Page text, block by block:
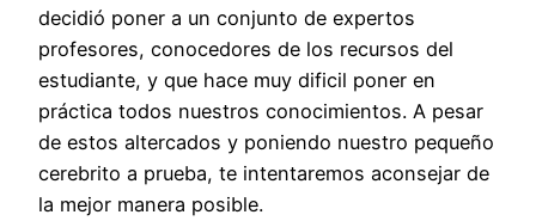
decidió poner a un conjunto de expertos
profesores, conocedores de los recursos del
estudiante, y que hace muy dificil poner en
práctica todos nuestros conocimientos. A pesar
de estos altercados y poniendo nuestro pequeño
cerebrito a prueba, te intentaremos aconsejar de
la mejor manera posible.